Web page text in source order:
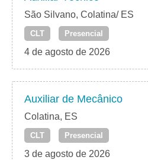
São Silvano, Colatina/ ES
CLT Presencial
4 de agosto de 2026
Auxiliar de Mecânico
Colatina, ES
CLT Presencial
3 de agosto de 2026